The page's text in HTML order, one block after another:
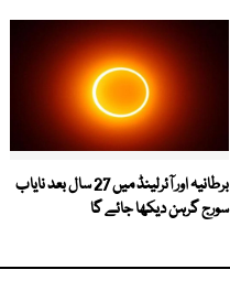
برطانیہ اور آئرلینڈ میں 27 سال بعد نایاب
سورج گرہن دیکھا جائے گا